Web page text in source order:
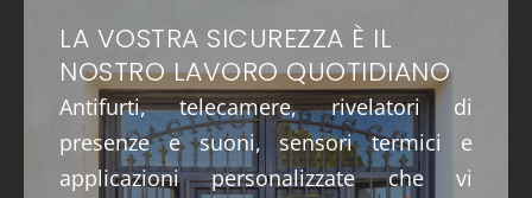
LA VOSTRA SICUREZZA È IL
NOSTRO LAVORO QUOTIDIANO
Antifurti, telecamere, rivelatori di
presenze e suoni, sensori termici e
applicazioni personalizzate che vi